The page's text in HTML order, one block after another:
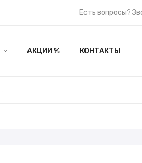
Есть вопросы?
АКЦИИ % КОНТАКТЫ